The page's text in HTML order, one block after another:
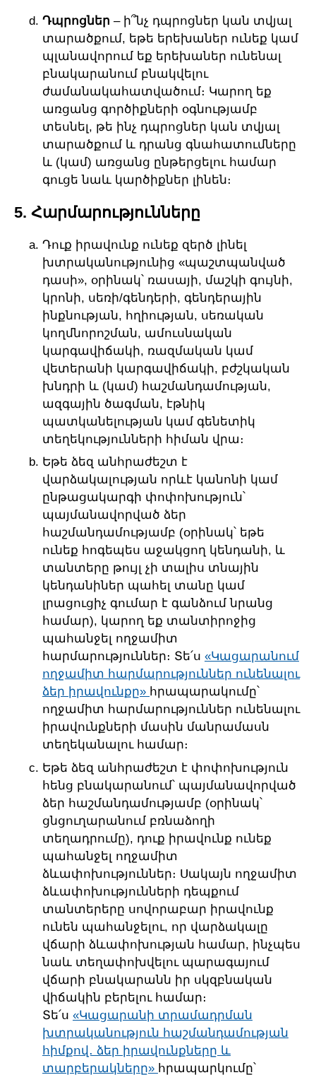
Դպրոցներ – ի՞նչ դպրոցներ կան տվյալ
տարածքում, եթե երեխաներ ունեք կամ
պլանավորում եք երեխաներ ունենալ
բնակարանում բնակվելու
ժամանակահատվածում։ Կարող եք
առցանց գործիքների օգնությամբ
տեսնել, թե ինչ դպրոցներ կան տվյալ
տարածքում և դրանց գնահատումները
և (կամ) առցանց ընթերցելու համար
գուցե նաև կարծիքներ լինեն։
5. Հարմարությունները
Դուք իրավունք ունեք զերծ լինել
խտրականությունից «պաշտպանված
դասի», օրինակ՝ ռասայի, մաշկի գույնի,
կրոնի, սեռի/գենդերի, գենդերային
ինքնության, հղիության, սեռական
կողմնորոշման, ամուսնական
կարգավիճակի, ռազմական կամ
վետերանի կարգավիճակի, բժշկական
խնդրի և (կամ) հաշմանդամության,
ազգային ծագման, էթնիկ
պատկանելության կամ գենետիկ
տեղեկությունների հիման վրա։
Եթե ձեզ անհրաժեշտ է
վարձակալության որևէ կանոնի կամ
ընթացակարգի փոփոխություն՝
պայմանավորված ձեր
հաշմանդամությամբ (օրինակ՝ եթե
ունեք հոգեպես աջակցող կենդանի, և
տանտերը թույլ չի տալիս տնային
կենդանիներ պահել տանը կամ
լրացուցիչ գումար է գանձում նրանց
համար), կարող եք տանտիրոջից
պահանջել ողջամիտ
հարմարություններ։ Տե՛ս «Կացարանում
ողջամիտ հարմարություններ ունենալու
ձեր իրավունքը» հրապարակումը՝
ողջամիտ հարմարություններ ունենալու
իրավունքների մասին մանրամասն
տեղեկանալու համար։
Եթե ձեզ անհրաժեշտ է փոփոխություն
հենց բնակարանում՝ պայմանավորված
ձեր հաշմանդամությամբ (օրինակ՝
ցնցուղարանում բռնաձողի
տեղադրումը), դուք իրավունք ունեք
պահանջել ողջամիտ
ձևափոխություններ։ Սակայն ողջամիտ
ձևափոխությունների դեպքում
տանտերերը սովորաբար իրավունք
ունեն պահանջելու, որ վարձակալը
վճարի ձևափոխության համար, ինչպես
նաև տեղափոխվելու պարագայում
վճարի բնակարանն իր սկզբնական
վիճակին բերելու համար։
Տե՛ս «Կացարանի տրամադրման
խտրականություն հաշմանդամության
հիմքով․ ձեր իրավունքները և
տարբերակները» հրապարկումը՝